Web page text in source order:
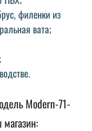
филенки из
вата;
Modern-71-